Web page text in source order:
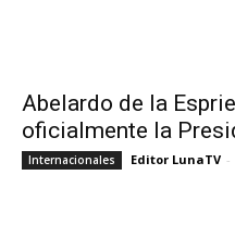
Abelardo de la
oficialmente la
Internacionales Editor LunaTV -